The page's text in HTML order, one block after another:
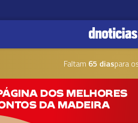
Faltam 65 diaspara